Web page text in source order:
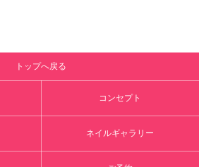
トップへ戻る
コンセプト
ネイルギャラリー